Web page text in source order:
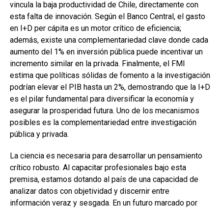
vincula la baja productividad de Chile, directamente con
esta falta de innovación. Según el Banco Central, el gasto
en I+D per cápita es un motor crítico de eficiencia;
además, existe una complementariedad clave donde cada
aumento del 1% en inversión pública puede incentivar un
incremento similar en la privada. Finalmente, el FMI
estima que políticas sólidas de fomento a la investigación
podrían elevar el PIB hasta un 2%, demostrando que la I+D
es el pilar fundamental para diversificar la economía y
asegurar la prosperidad futura. Uno de los mecanismos
posibles es la complementariedad entre investigación
pública y privada.
La ciencia es necesaria para desarrollar un pensamiento
crítico robusto. Al capacitar profesionales bajo esta
premisa, estamos dotando al país de una capacidad de
analizar datos con objetividad y discernir entre
información veraz y sesgada. En un futuro marcado por